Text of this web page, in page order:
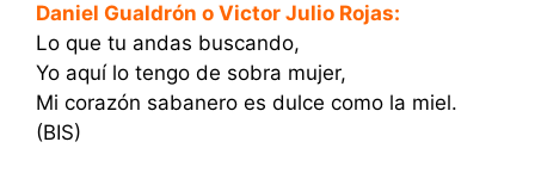
Daniel Gualdrón o Victor Julio Rojas:
Lo que tu andas buscando,
Yo aquí lo tengo de sobra mujer,
Mi corazón sabanero es dulce como la miel.
(BIS)